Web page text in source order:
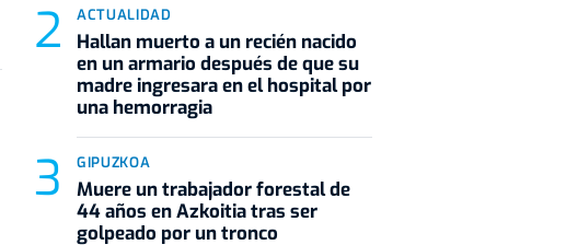
ACTUALIDAD
Hallan muerto a un recién nacido
en un armario después de que su
madre ingresara en el hospital por
una hemorragia
GIPUZKOA
Muere un trabajador forestal de
44 años en Azkoitia tras ser
golpeado por un tronco